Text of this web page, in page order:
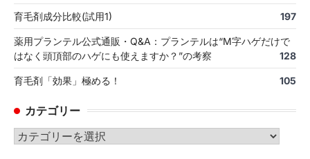
育毛剤成分比較(試用1) 197
薬用プランテル公式通販・Q&A：プランテルは“M字ハゲだけで
はなく頭頂部のハゲにも使えますか？”の考察
128
育毛剤「効果」極める！ 105
カテゴリー
カ